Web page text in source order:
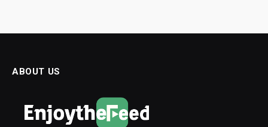
ABOUT US